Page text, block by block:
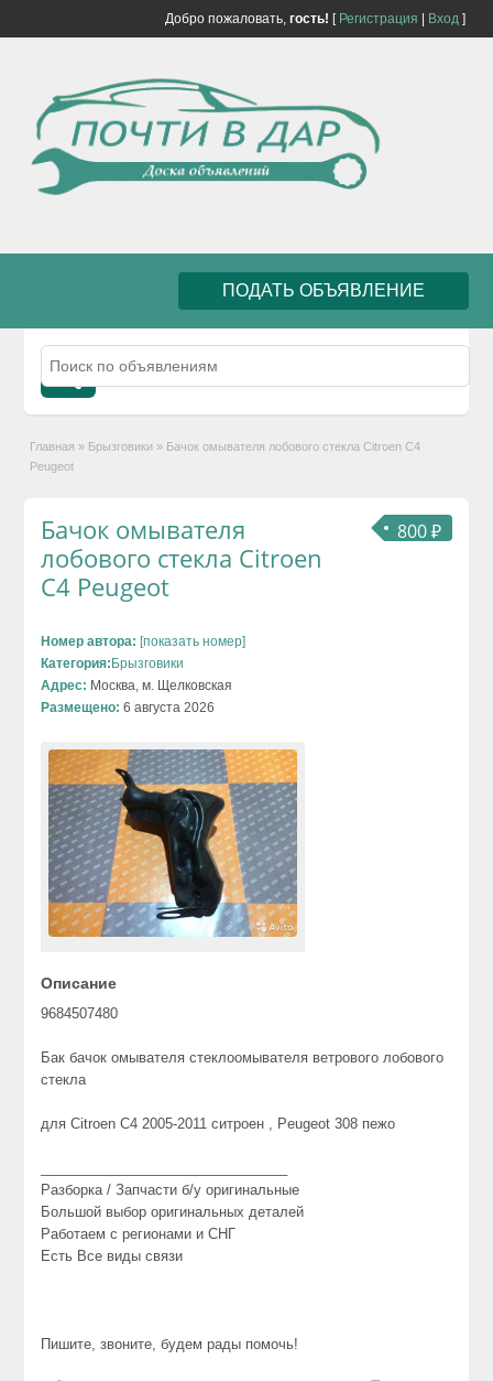
Добро пожаловать, гость! [ Регистрация Вход]
ПОДАТЬ ОБЪЯВЛЕНИЕ
Главная » Брызговики » Бачок омывателя лобового стекла Citroen C4
Peugeot
800 ₽
Бачок омывателя
лобового стекла Citroen
C4 Peugeot
Номер автора: [показать номер]
Категория: Брызговики
Адрес: Москва, м. Щелковская
Размещено: 6 августа 2026
Описание
9684507480
Бак бачок омывателя стеклоомывателя ветрового лобового
стекла
для Citroen C4 2005-2011 ситроен , Peugeot 308 пежо
Разборка / Запчасти б/у оригинальные
Большой выбор оригинальных деталей
Работаем с регионами и СНГ
Есть Все виды связи
Пишите, звоните, будем рады помочь!